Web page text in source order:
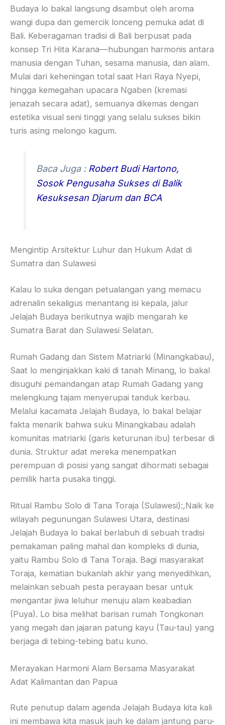
Budaya lo bakal langsung disambut oleh aroma
wangi dupa dan gemercik lonceng pemuka adat di
Bali. Keberagaman tradisi di Bali berpusat pada
konsep Tri Hita Karana—hubungan harmonis antara
manusia dengan Tuhan, sesama manusia, dan alam.
Mulai dari keheningan total saat Hari Raya Nyepi,
hingga kemegahan upacara Ngaben (kremasi
jenazah secara adat), semuanya dikemas dengan
estetika visual seni tinggi yang selalu sukses bikin
turis asing melongo kagum.
Baca Juga : Robert Budi Hartono,
Sosok Pengusaha Sukses di Balik
Kesuksesan Djarum dan BCA
Mengintip Arsitektur Luhur dan Hukum Adat di
Sumatra dan Sulawesi
Kalau lo suka dengan petualangan yang memacu
adrenalin sekaligus menantang isi kepala, jalur
Jelajah Budaya berikutnya wajib mengarah ke
Sumatra Barat dan Sulawesi Selatan.
Rumah Gadang dan Sistem Matriarki (Minangkabau),
Saat lo menginjakkan kaki di tanah Minang, lo bakal
disuguhi pemandangan atap Rumah Gadang yang
melengkung tajam menyerupai tanduk kerbau.
Melalui kacamata Jelajah Budaya, lo bakal belajar
fakta menarik bahwa suku Minangkabau adalah
komunitas matriarki (garis keturunan ibu) terbesar di
dunia. Struktur adat mereka menempatkan
perempuan di posisi yang sangat dihormati sebagai
pemilik harta pusaka tinggi.
Ritual Rambu Solo di Tana Toraja (Sulawesi):,Naik ke
wilayah pegunungan Sulawesi Utara, destinasi
Jelajah Budaya lo bakal berlabuh di sebuah tradisi
pemakaman paling mahal dan kompleks di dunia,
yaitu Rambu Solo di Tana Toraja. Bagi masyarakat
Toraja, kematian bukanlah akhir yang menyedihkan,
melainkan sebuah pesta perayaan besar untuk
mengantar jiwa leluhur menuju alam keabadian
(Puya). Lo bisa melihat barisan rumah Tongkonan
yang megah dan jajaran patung kayu (Tau-tau) yang
berjaga di tebing-tebing batu kuno.
Merayakan Harmoni Alam Bersama Masyarakat
Adat Kalimantan dan Papua
Rute penutup dalam agenda Jelajah Budaya kita kali
ini membawa kita masuk jauh ke dalam jantung paru-